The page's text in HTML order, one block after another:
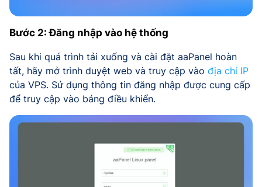
Bước 2: Đăng nhập vào hệ thống
Sau khi quá trình tải xuống và cài đặt aaPanel hoàn
tất, hãy mở trình duyệt web và truy cập vào địa chỉ IP
của VPS. Sử dụng thông tin đăng nhập được cung cấp
để truy cập vào bảng điều khiển.